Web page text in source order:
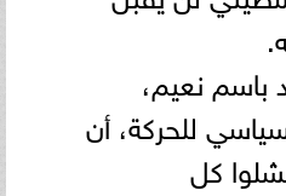
نعيم،
للحركة، أن
كل